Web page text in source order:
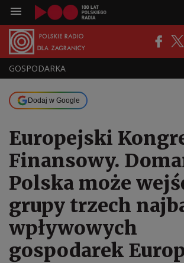
GOSPODARKA
Dodaj w Google
Europejski
Finansowy.
Polska może
grupy trzech
wpływowych
gospodarek